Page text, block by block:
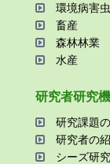
環境病害⾍
畜産
森林林業
⽔産
研究者研究
研究課題
研究者の
シーズ研